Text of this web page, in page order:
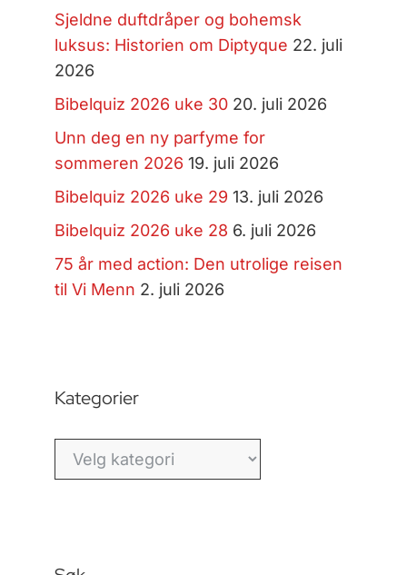
Sjeldne duftdråper og bohemsk
luksus: Historien om Diptyque 22. juli
2026
Bibelquiz 2026 uke 30 20. juli 2026
Unn deg en ny parfyme for
sommeren 2026 19. juli 2026
Bibelquiz 2026 uke 29 13. juli 2026
Bibelquiz 2026 uke 28 6. juli 2026
75 år med action: Den utrolige reisen
til Vi Menn 2. juli 2026
Kategorier
Kategorier